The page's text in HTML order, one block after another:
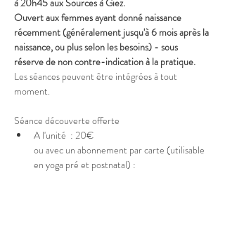
à 20h45 aux Sources à Giez.
Ouvert aux femmes ayant donné naissance
récemment (généralement jusqu'à 6 mois après la
naissance, ou plus selon les besoins) - sous
réserve de non contre-indication à la pratique.
Les séances peuvent être intégrées à tout
moment.
Séance découverte offerte
A l'unité  : 20€
ou avec un abonnement par carte (utilisable
en yoga pré et postnatal) :